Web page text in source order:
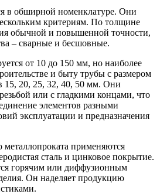
в обширной номенклатуре. Они
критериям. По толщине
обычной и повышенной точности,
– сварные и бесшовные.
от 10 до 150 мм, но наиболее
и быту трубы с размером
15, 20, 25, 32, 40, 50 мм. Они
или с гладкими концами, что
элементов разными
эксплуатации и предназначения
металлопроката применяются
сталь и цинковое покрытие.
горячим или диффузионным
Он наделяет продукцию